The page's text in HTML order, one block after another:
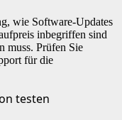
wie Software-Updates
inbegriffen sind
muss. Prüfen Sie
für die
testen